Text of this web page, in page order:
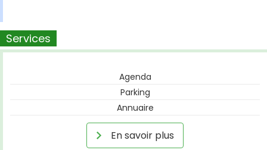
Services
Agenda
Parking
Annuaire
En savoir plus